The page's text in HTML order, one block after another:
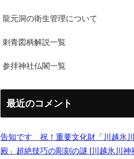
龍元洞の衛生管理について
刺青図柄解説一覧
参拝神社仏閣一覧
最近のコメント
告知です 祝！重要文化財「川越氷
殿」超絶技巧の彫刻の謎 [川越氷川神